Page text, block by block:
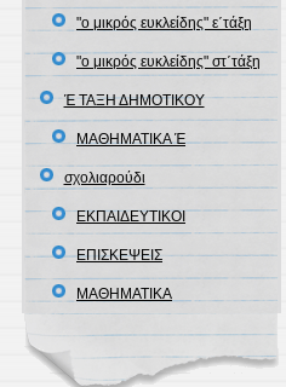
"ο μικρός ευκλείδης" ε΄τάξη
"ο μικρός ευκλείδης" στ΄τάξη
Έ ΤΑΞΗ ΔΗΜΟΤΙΚΟΥ
ΜΑΘΗΜΑΤΙΚΑ Έ
σχολιαρούδι
ΕΚΠΑΙΔΕΥΤΙΚΟΙ
ΕΠΙΣΚΕΨΕΙΣ
ΜΑΘΗΜΑΤΙΚΑ